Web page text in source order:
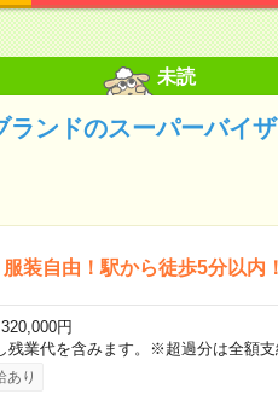
未読
ランドのスーパーバイ
装自由！駅から徒歩5分以内
円
残業代を含みます。※超過分は全額
あり